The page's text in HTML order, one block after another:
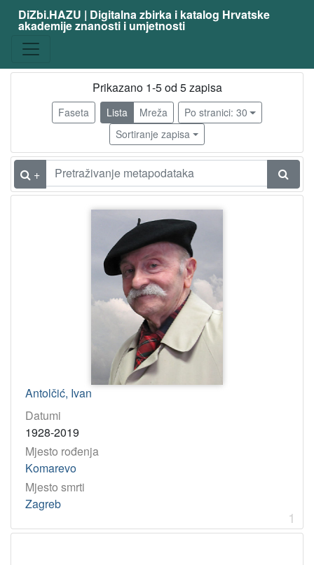
zanimanje
slikar
5
ilustrator
1
scenograf
DiZbi.HAZU | Digitalna zbirka i katalog Hrvatske
akademije znanosti i umjetnosti
Prikazano 1-5 od 5 zapisa
Faseta Lista Mreža
Po stranici: 30
Sortiranje zapisa
+
Antolčić, Ivan
Datumi
1928-2019
Mjesto rođenja
Komarevo
Mjesto smrti
Zagreb
1